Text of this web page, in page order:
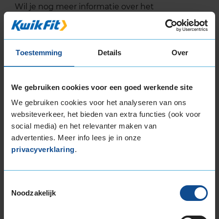
Toestemming Details Over
We gebruiken cookies voor een goed werkende site
We gebruiken cookies voor het analyseren van ons
websiteverkeer, het bieden van extra functies (ook voor
social media) en het relevanter maken van
advertenties. Meer info lees je in onze
privacyverklaring.
Noodzakelijk
Wil je nog meer informatie over het
bandenlabel van deze band, klik dan
hier
Bandenmontagepakketten
Kies je
bandenmaat omvang (inch)
Montage Veilig & Zeker